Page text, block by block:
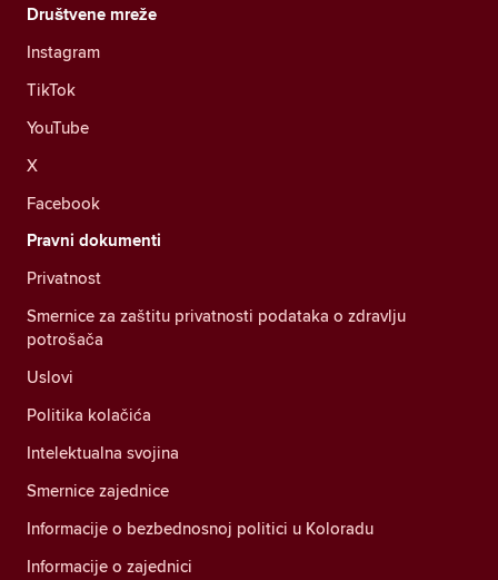
Društvene mreže
Instagram
TikTok
YouTube
X
Facebook
Pravni dokumenti
Privatnost
Smernice za zaštitu privatnosti podataka o zdravlju
potrošača
Uslovi
Politika kolačića
Intelektualna svojina
Smernice zajednice
Informacije o bezbednosnoj politici u Koloradu
Informacije o zajednici